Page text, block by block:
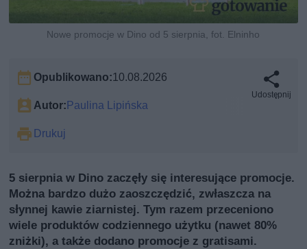
Nowe promocje w Dino od 5 sierpnia, fot. Elninho
Opublikowano:10.08.2026
Autor: Paulina Lipińska
Drukuj
Udostępnij
5 sierpnia w Dino zaczęły się interesujące promocje.
Można bardzo dużo zaoszczędzić, zwłaszcza na
słynnej kawie ziarnistej. Tym razem przeceniono
wiele produktów codziennego użytku (nawet 80%
zniżki), a także dodano promocje z gratisami.